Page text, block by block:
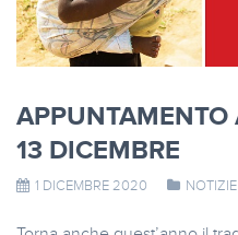
APPUNTAMENTO
13 DICEMBRE
1 DICEMBRE 2020 NOTIZIE